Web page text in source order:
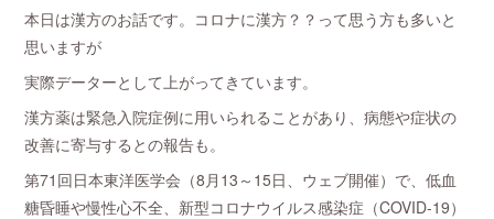
本日は漢方のお話です。コロナに漢方？？って思う方も多いと
思いますが
実際データーとして上がってきています。
漢方薬は緊急入院症例に用いられることがあり、病態や症状の
改善に寄与するとの報告も。
第71回日本東洋医学会（8月13～15日、ウェブ開催）で、低血
糖昏睡や慢性心不全、新型コロナウイルス感染症（COVID-19）